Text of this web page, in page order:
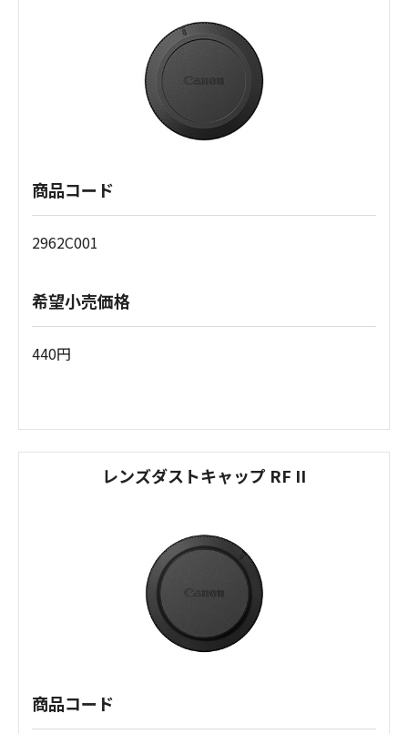
商品コード
2962C001
希望小売価格
440円
レンズダストキャップ RF II
商品コード